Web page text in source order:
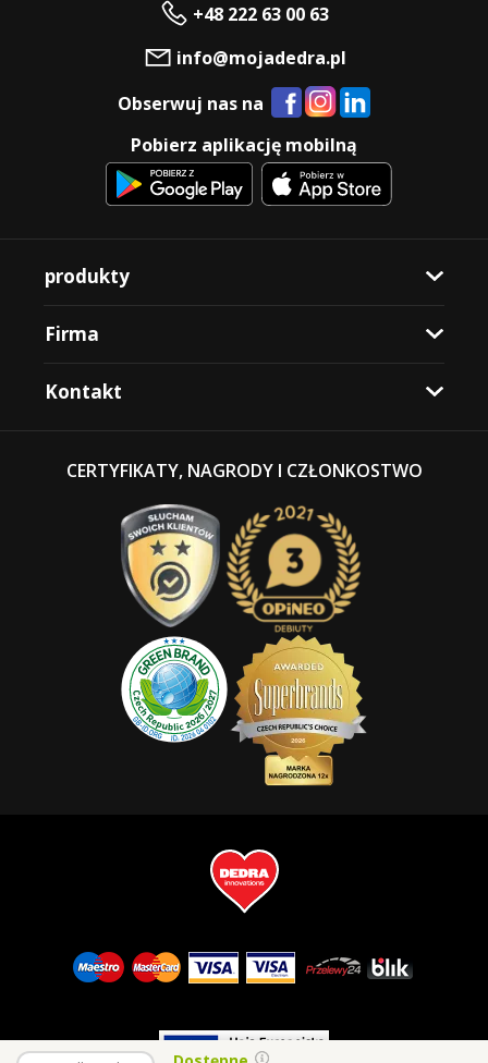
+48 222 63 00 63
info@mojadedra.pl
Obserwuj nas na
Pobierz aplikację mobilną
produkty
Firma
Kontakt
CERTYFIKATY, NAGRODY I CZŁONKOSTWO